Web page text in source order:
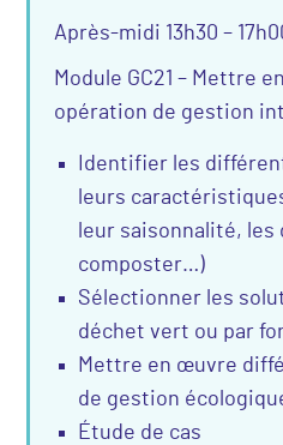
Après-midi 13h30 –
Module GC21 – Mettre
opération de gestion
Identifier les
leurs
leur saisonnalité,
composter…)
Sélectionner les
déchet vert ou par
Mettre en œuvre
de gestion
Étude de cas